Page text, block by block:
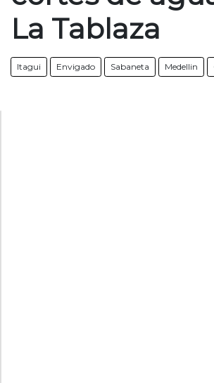
La Tablaza
Itagui Envigado Sabaneta Medellin